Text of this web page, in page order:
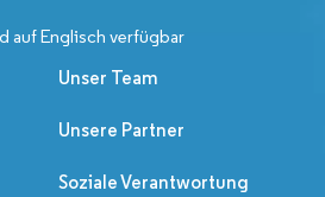
auf Englisch verfügbar
Unser Team
Unsere Partner
Soziale Verantwortung